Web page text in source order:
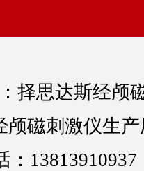
择思达斯经颅
颅磁刺激仪生产
：13813910937